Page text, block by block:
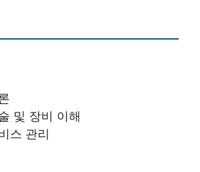
및 장비 이해
스 관리